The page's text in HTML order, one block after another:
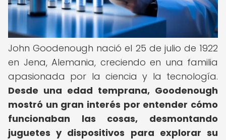
John Goodenough nació el 25 de julio de 1922
en Jena, Alemania, creciendo en una familia
apasionada por la ciencia y la tecnología.
Desde una edad temprana, Goodenough
mostró un gran interés por entender cómo
funcionaban las cosas, desmontando
juguetes y dispositivos para explorar su